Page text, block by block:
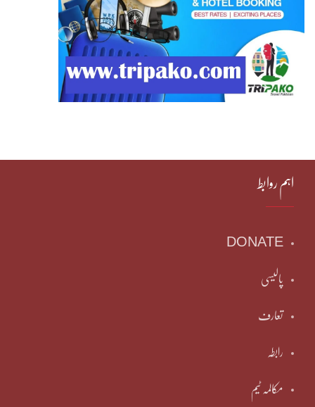
اہم روابط
DONATE
پالیسی
تعارف
رابطہ
مکالمہ ٹیم